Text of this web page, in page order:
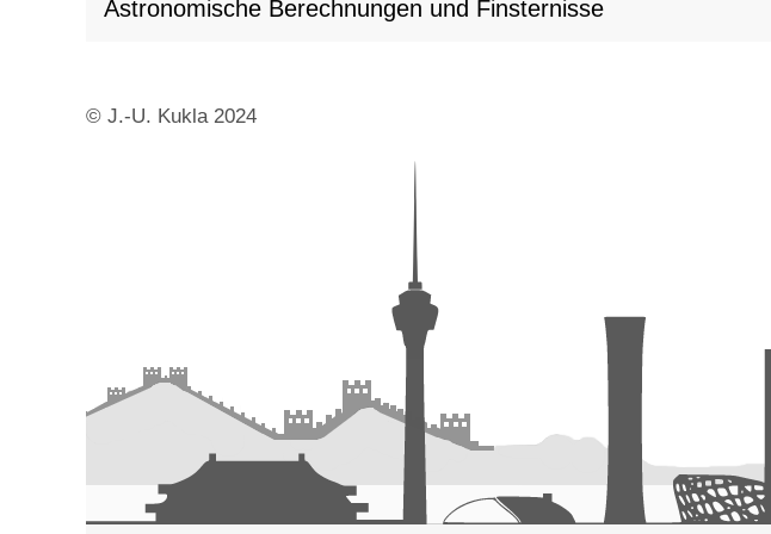
Astronomische Berechnungen und Finsternisse
© J.-U. Kukla 2024